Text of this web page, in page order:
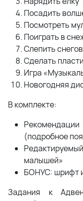
Посадить
Посмотреть
Поиграть в
Слепить
Сделать
Игра
Новогодняя
В комплекте:
(подробное
малышей»
БОНУС: шрифт
Задания к